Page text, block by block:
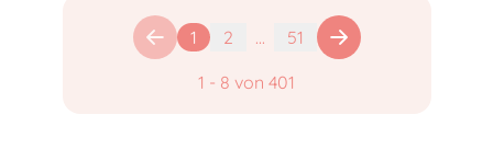
1 2 ... 51
1 - 8 von 401